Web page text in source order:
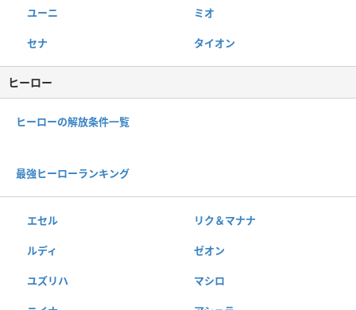
ユーニ ミオ
セナ タイオン
ヒーロー
ヒーローの解放条件一覧
最強ヒーローランキング
エセル リク＆マナナ
ルディ ゼオン
ユズリハ マシロ